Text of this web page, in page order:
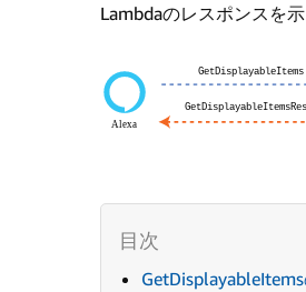
Lambdaのレスポンスを示